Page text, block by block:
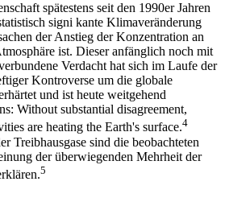
spätestens seit den 1990er Jahren
signi kante Klimaveränderung
der Anstieg der Konzentration an
ist. Dieser anfänglich noch mit
Verdacht hat sich im Laufe der
Kontroverse um die globale
und ist heute weitgehend
Without substantial disagreement,
are heating the Earth's surface.4
Treibhausgase sind die beobachteten
der überwiegenden Mehrheit der
5